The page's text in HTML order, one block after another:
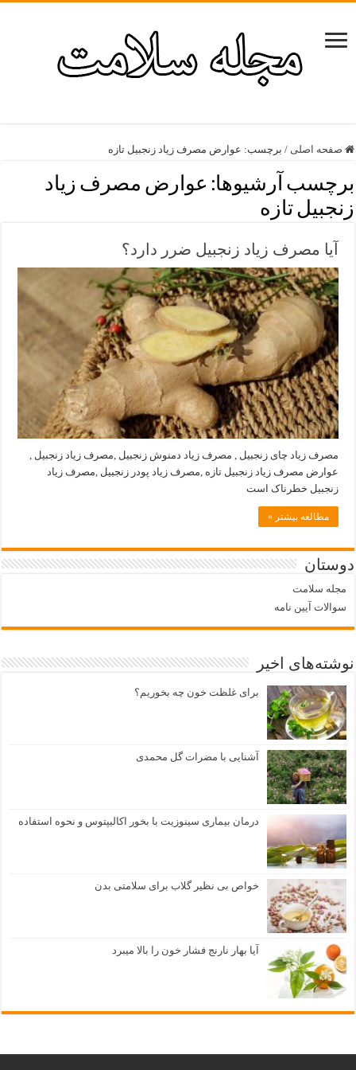
صفحه اصلی / برچسب: عوارض مصرف زیاد زنجبیل تازه
برچسب آرشیوها: عوارض مصرف زیاد
زنجبیل تازه
آیا مصرف زیاد زنجبیل ضرر دارد؟
مصرف زیاد چای زنجبیل , مصرف زیاد دمنوش زنجبیل ,مصرف زیاد زنجبیل ,
عوارض مصرف زیاد زنجبیل تازه ,مصرف زیاد پودر زنجبیل ,مصرف زیاد
زنجبیل خطرناک است
مطالعه بیشتر »
دوستان
مجله سلامت
سوالات آیین نامه
نوشته‌های اخیر
برای غلظت خون چه بخوریم؟
آشنایی با مضرات گل محمدی
درمان بیماری سینوزیت با بخور اکالیپتوس و نحوه استفاده
خواص بی نظیر گلاب برای سلامتی بدن
آیا بهار نارنج فشار خون را بالا میبرد